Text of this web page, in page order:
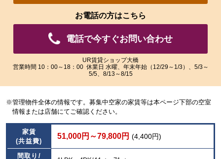
い
だ
ま
す。
い
だ
ま
お電話の方はこちら
電話で今すぐお問い合わせ
UR賃貸ショップ大橋
営業時間 10：00～18：00 休業日 水曜、年末年始（12/29～1/3）、5/3～
5/5、8/13～8/15
※管理物件全体の情報です。募集中空家の家賃等は本ページ下部の空室
情報または店舗にてご確認ください。
家賃
(共益費)
51,000円～79,800円 (4,400円)
間取り/